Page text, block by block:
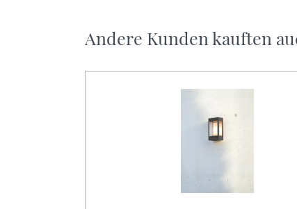
Andere Kunden kauften